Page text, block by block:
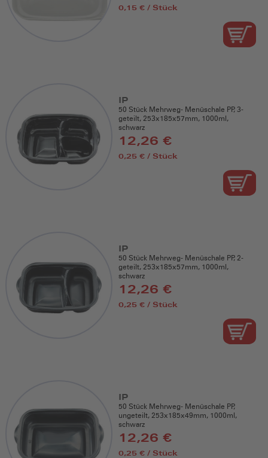
0,15 € / Stück
IP
50 Stück Mehrweg- Menüschale PP, 3-
geteilt, 253x185x57mm, 1000ml,
schwarz
12,26 €
0,25 € / Stück
IP
50 Stück Mehrweg- Menüschale PP, 2-
geteilt, 253x185x57mm, 1000ml,
schwarz
12,26 €
0,25 € / Stück
IP
50 Stück Mehrweg- Menüschale PP,
ungeteilt, 253x185x49mm, 1000ml,
schwarz
12,26 €
0,25 € / Stück